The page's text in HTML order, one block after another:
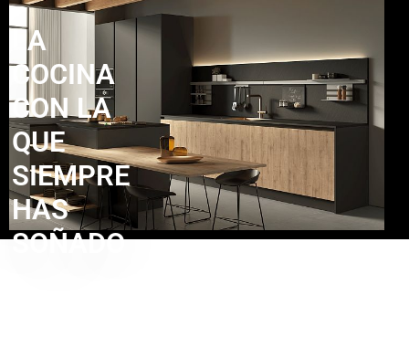
LA
COCINA
CON LA
QUE
SIEMPRE
HAS
SOÑADO